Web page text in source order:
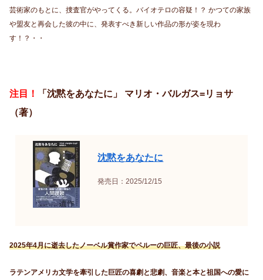
芸術家のもとに、捜査官がやってくる。バイオテロの容疑！？ かつての家族
や盟友と再会した彼の中に、発表すべき新しい作品の形が姿を現わ
す！？・・
注目！
「沈黙をあなたに」 マリオ・バルガス=リョサ
（著）
沈黙をあなたに
発売日：2025/12/15
2025年4月に逝去したノーベル賞作家でペルーの巨匠、最後の小説
ラテンアメリカ文学を牽引した巨匠の喜劇と悲劇、音楽と本と祖国への愛に